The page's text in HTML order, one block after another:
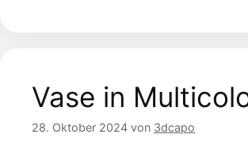
Vase in
28. Oktober 2024 von 3dcapo